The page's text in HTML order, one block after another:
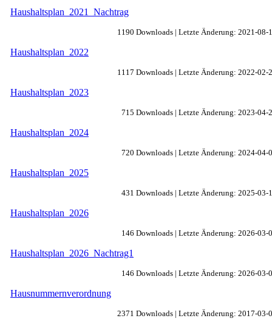
Haushaltsplan_2021_Nachtrag
1190 Downloads | Letzte Änderung: 2021-08-
Haushaltsplan_2022
1117 Downloads | Letzte Änderung: 2022-02-
Haushaltsplan_2023
715 Downloads | Letzte Änderung: 2023-04-
Haushaltsplan_2024
720 Downloads | Letzte Änderung: 2024-04-
Haushaltsplan_2025
431 Downloads | Letzte Änderung: 2025-03-
Haushaltsplan_2026
146 Downloads | Letzte Änderung: 2026-03-
Haushaltsplan_2026_Nachtrag1
146 Downloads | Letzte Änderung: 2026-03-
Hausnummernverordnung
2371 Downloads | Letzte Änderung: 2017-03-